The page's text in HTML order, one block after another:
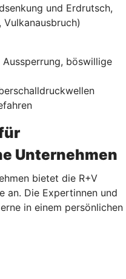
und Erdrutsch,
Vulkanausbruch)
Aussperrung, böswillige
Unternehmen
bietet die R+V
an. Die Expertinnen und
in einem persönlichen